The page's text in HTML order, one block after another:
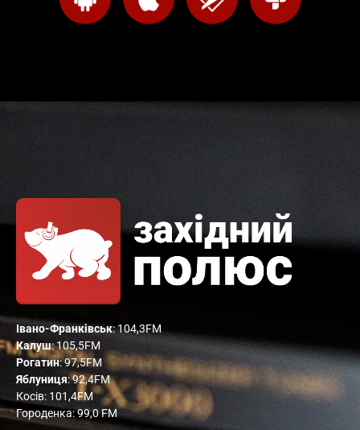
Івано-Франківськ: 104,3FM
Калуш: 105,5FM
Рогатин: 97,5FM
Яблуниця: 92,4FM
Косів: 101,4FM
Городенка: 99,0 FM